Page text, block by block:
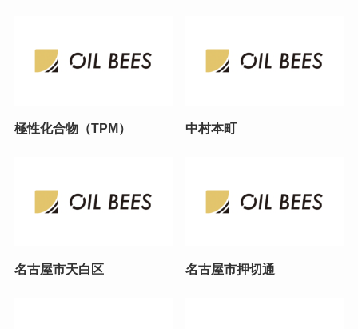
極性化合物（TPM） 中村本町
名古屋市天白区 名古屋市押切通